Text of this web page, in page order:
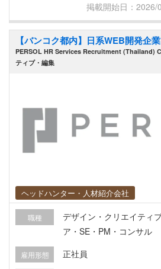
掲載開始日：2026/
【バンコク都内】日系WEB開発企
PERSOL HR Services Recruitment (Thailand)
ティブ・編集
ヘッドハンター・人材紹介会社
職種
デザイン・クリエイティ
ア・SE・PM・コンサル
雇用形態 正社員